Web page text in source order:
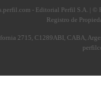
- Editorial Perfil S.A. | ©
Registro de
2715, C1289ABI, CABA,